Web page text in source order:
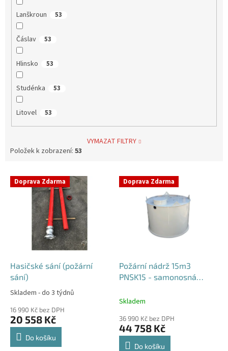
Lanškroun 53
Čáslav 53
Hlinsko 53
Studénka 53
Litovel 53
VYMAZAT FILTRY
Položek k zobrazení: 53
V Doprava Zdarma
Hasičské sání (požární
sání)
Průměrné
produktu
je
4,2
Skladem - do 3 týdnů
16 990 Kč bez DPH
20 558 Kč
Do košíku
Doprava Zdarma
Požární nádrž 15m3
PNSK15 - samonosná
Skladem
36 990 Kč bez DPH
44 758 Kč
Do košíku